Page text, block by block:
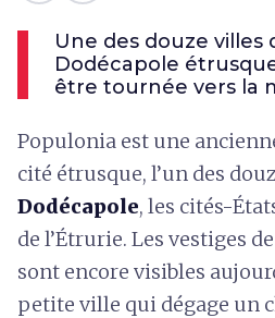
Une des douze villes
Dodécapole
être tournée vers la
Populonia est une
cité étrusque, l’un des
Dodécapole, les cités-
de l’Étrurie. Les vestiges
sont encore visibles
petite ville qui dégage un